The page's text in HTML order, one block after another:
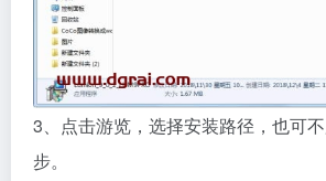
3、点击游览，选择安装路径，也可
步。